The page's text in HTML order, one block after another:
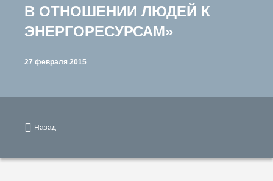
В ОТНОШЕНИИ ЛЮДЕЙ К
ЭНЕРГОРЕСУРСАМ»
27 февраля 2015
Назад